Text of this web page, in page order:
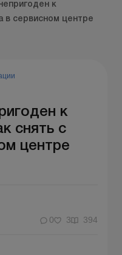
к
в сервисном центре
к
снять с
центре
0 3 394